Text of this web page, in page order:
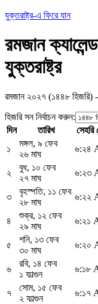
যুক্তরাষ্ট্র-এ ফিরে যান
রমজান
যুক্তরাষ্ট্র
রমজান ২০২৭ (১৪৪৮ হিজরি)
হিজরি সন নির্বাচন করুন:
দিন
তারিখ সেহরি
১
মঙ্গল, ৯ ফেব
২৬ মাঘ
৬:২৪
২
বুধ, ১০ ফেব
২৭ মাঘ
৬:২৩
৩
বৃহস্পতি, ১১ ফেব
২৮ মাঘ
৬:২২
৪
শুক্র, ১২ ফেব
২৯ মাঘ
৬:২১
৫
শনি, ১৩ ফেব
৩০ মাঘ
৬:২০
৬
রবি, ১৪ ফেব
১ ফাল্গুন
৬:১৮
৭
সোম, ১৫ ফেব
২ ফাল্গুন
৬:১৭